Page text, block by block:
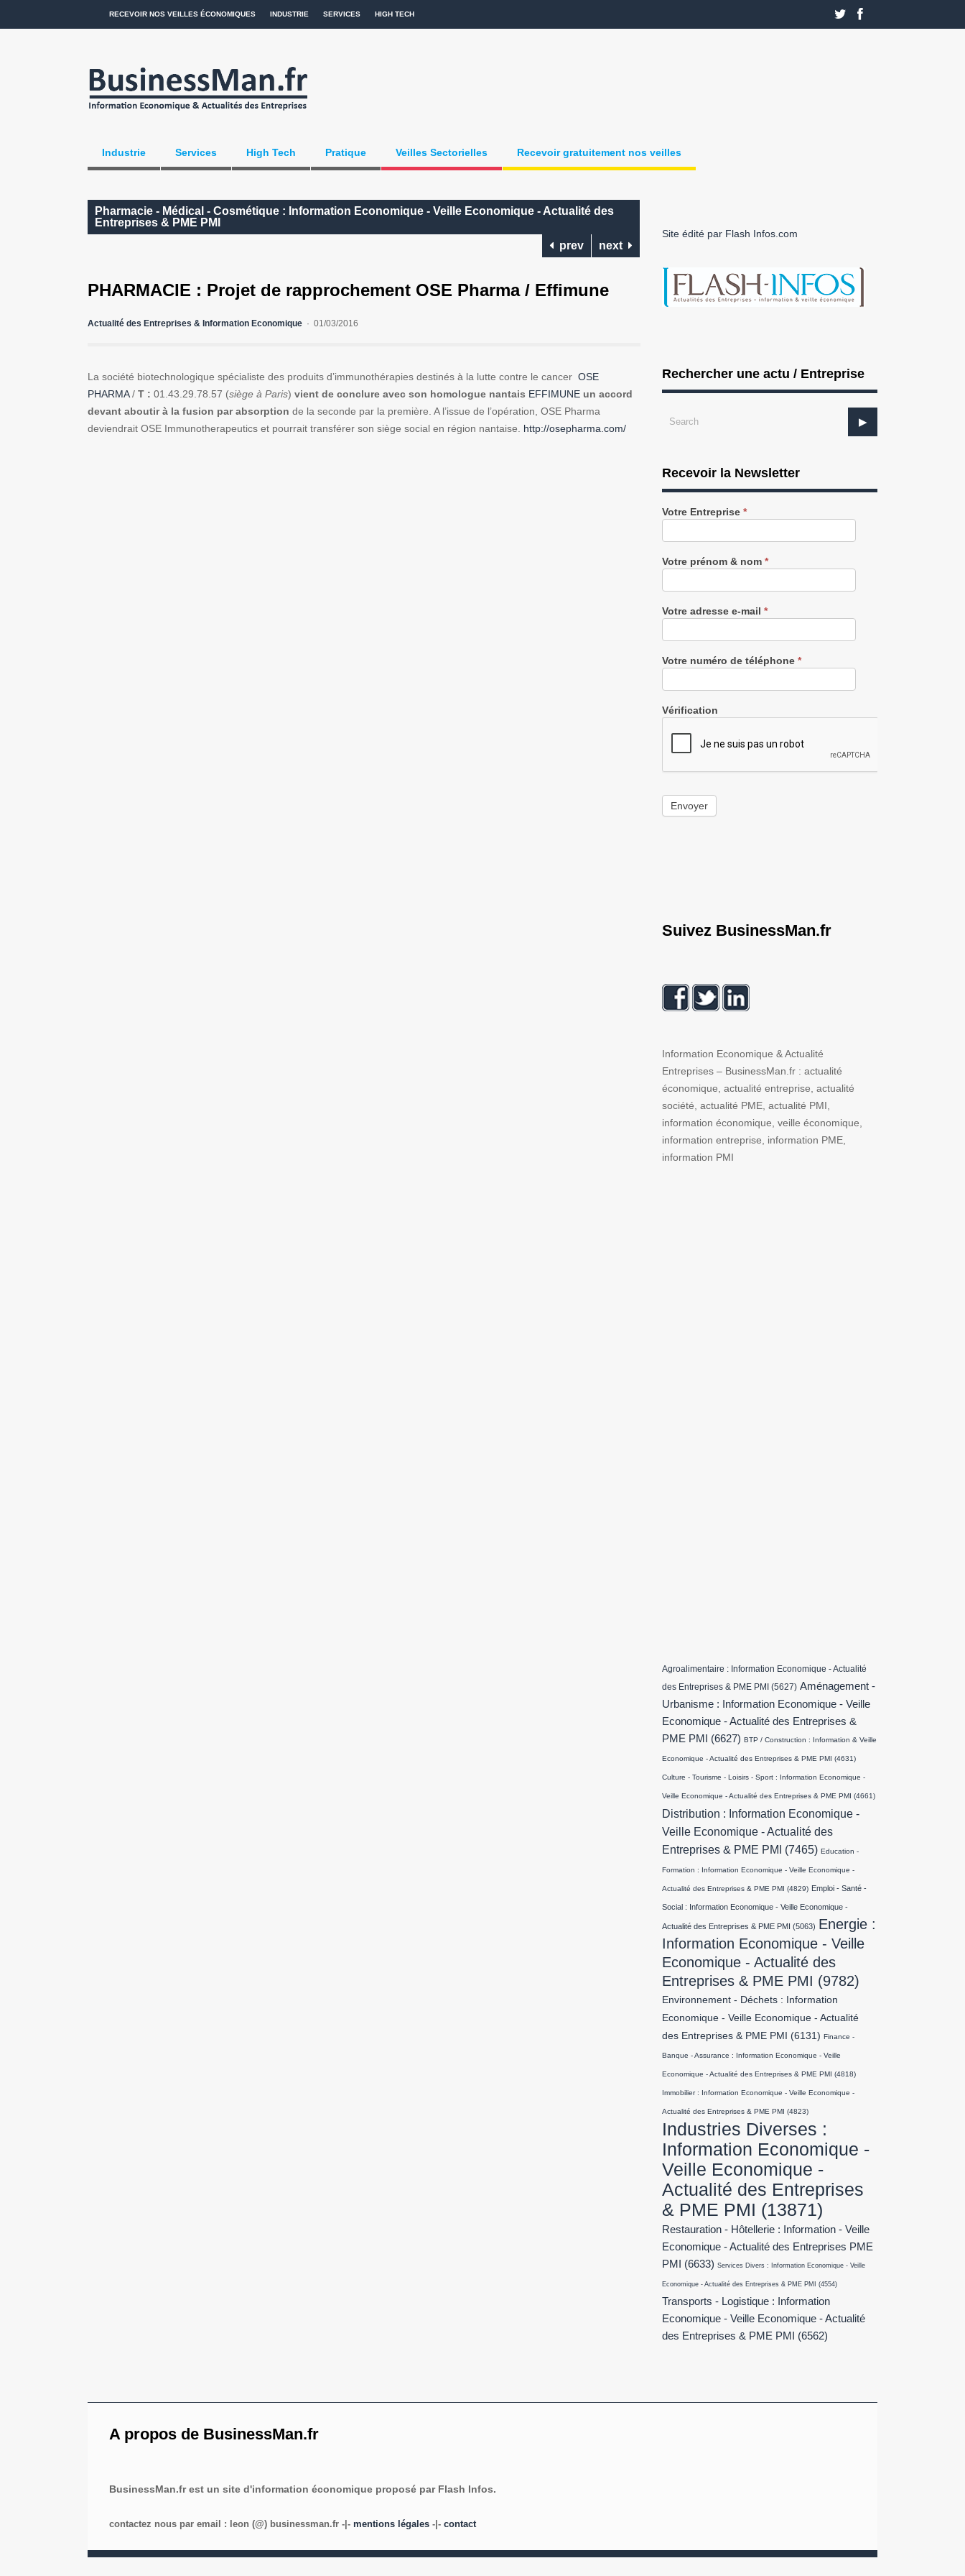
RECEVOIR NOS VEILLES ÉCONOMIQUES INDUSTRIE SERVICES HIGH TECH
Industrie Services High Tech Pratique Veilles Sectorielles Recevoir gratuitement nos veilles
Pharmacie - Médical - Cosmétique : Information Economique - Veille Economique - Actualité des
Entreprises & PME PMI
prev
next
PHARMACIE : Projet de rapprochement OSE Pharma / Effimune
Actualité des Entreprises & Information Economique 01/03/2016
La société biotechnologique spécialiste des produits d’immunothérapies destinés à la lutte contre le cancer OSE
PHARMA/ T : 01.43.29.78.57 (siège à Paris) vient de conclure avec son homologue nantais EFFIMUNE un accord
devant aboutir à la fusion par absorption de la seconde par la première. A l’issue de l’opération, OSE Pharma
deviendrait OSE Immunotherapeutics et pourrait transférer son siège social en région nantaise. http://osepharma.com/
Site édité par Flash Infos.com
Rechercher une actu / Entreprise
Recevoir la Newsletter
Recevez
notre
gratuitement
Votre Entreprise *
Votre prénom & nom *
Votre adresse e-mail *
Votre numéro de téléphone *
Vérification
Envoyer
Suivez BusinessMan.fr
Information Economique & Actualité
Entreprises – BusinessMan.fr : actualité
économique, actualité entreprise, actualité
société, actualité PME, actualité PMI,
information économique, veille économique,
information entreprise, information PME,
information PMI
Agroalimentaire : Information Economique - Actualité
des Entreprises & PME PMI (5627) Aménagement -
Urbanisme : Information Economique - Veille
Economique - Actualité des Entreprises &
PME PMI
(6627) BTP / Construction : Information & Veille
Economique - Actualité des Entreprises & PME PMI (4631)
Culture - Tourisme - Loisirs - Sport : Information Economique -
Veille Economique - Actualité des Entreprises & PME PMI (4661)
Distribution : Information Economique -
Veille Economique - Actualité des
Entreprises & PME PMI (7465) Education -
Formation : Information Economique - Veille Economique -
Actualité des Entreprises & PME PMI (4829) Emploi - Santé -
Social : Information Economique - Veille Economique -
Actualité des Entreprises & PME PMI (5063) Energie :
Information Economique - Veille
Economique - Actualité des
Entreprises & PME PMI (9782)
Environnement - Déchets : Information
Economique - Veille Economique - Actualité
des Entreprises & PME PMI
(6131) Finance -
Banque - Assurance : Information Economique - Veille
Economique - Actualité des Entreprises & PME PMI (4818)
Immobilier : Information Economique - Veille Economique -
Actualité des Entreprises & PME PMI (4823)
Industries Diverses :
Information Economique -
Veille Economique -
Actualité des Entreprises
& PME PMI (13871)
Restauration - Hôtellerie : Information - Veille
Economique - Actualité des Entreprises PME
PMI
(6633) Services Divers : Information Economique - Veille
Economique - Actualité des Entreprises & PME PMI (4554)
Transports - Logistique : Information
Economique - Veille Economique - Actualité
des Entreprises & PME PMI
(6562)
A propos de BusinessMan.fr
BusinessMan.fr est un site d'information économique proposé par Flash Infos.
contactez nous par email : leon (@) businessman.fr -|- mentions légales -|- contact